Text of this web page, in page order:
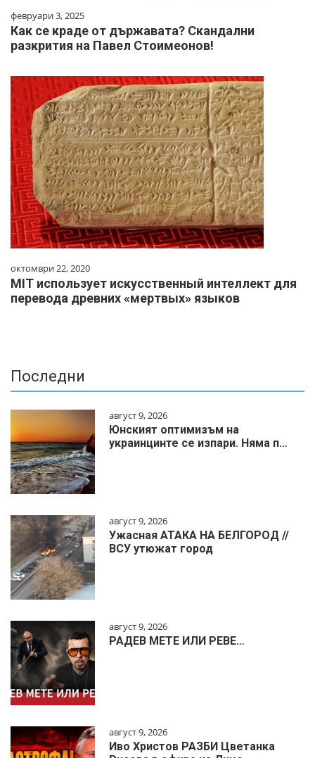
февруари 3, 2025
Как се краде от държавата? Скандални
разкрития на Павел Стоимеонов!
октомври 22, 2020
MIT использует искусственный интеллект для
перевода древних «мертвых» языков
Последни
август 9, 2026
Юнският оптимизъм на
украинцинте се изпари. Няма п…
август 9, 2026
Ужасная АТАКА НА БЕЛГОРОД //
ВСУ утюжат город
август 9, 2026
РАДЕВ МЕТЕ ИЛИ РЕВЕ…
август 9, 2026
Иво Христов РАЗБИ Цветанка